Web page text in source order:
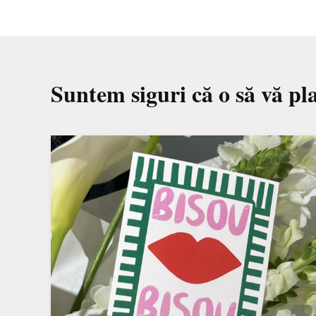
Suntem siguri că o să vă